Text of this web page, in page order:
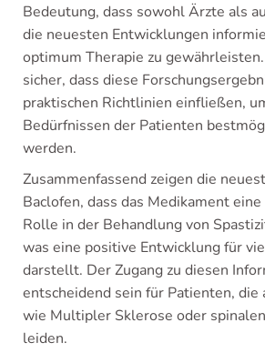
Bedeutung, dass sowohl Ärzte als
die neuesten Entwicklungen
optimum Therapie zu
sicher, dass diese
praktischen Richtlinien einfließen,
Bedürfnissen der Patienten
werden.
Zusammenfassend zeigen die
Baclofen, dass das Medikament
Rolle in der Behandlung von
was eine positive Entwicklung für
darstellt. Der Zugang zu diesen
entscheidend sein für Patienten, die
wie Multipler Sklerose oder
leiden.